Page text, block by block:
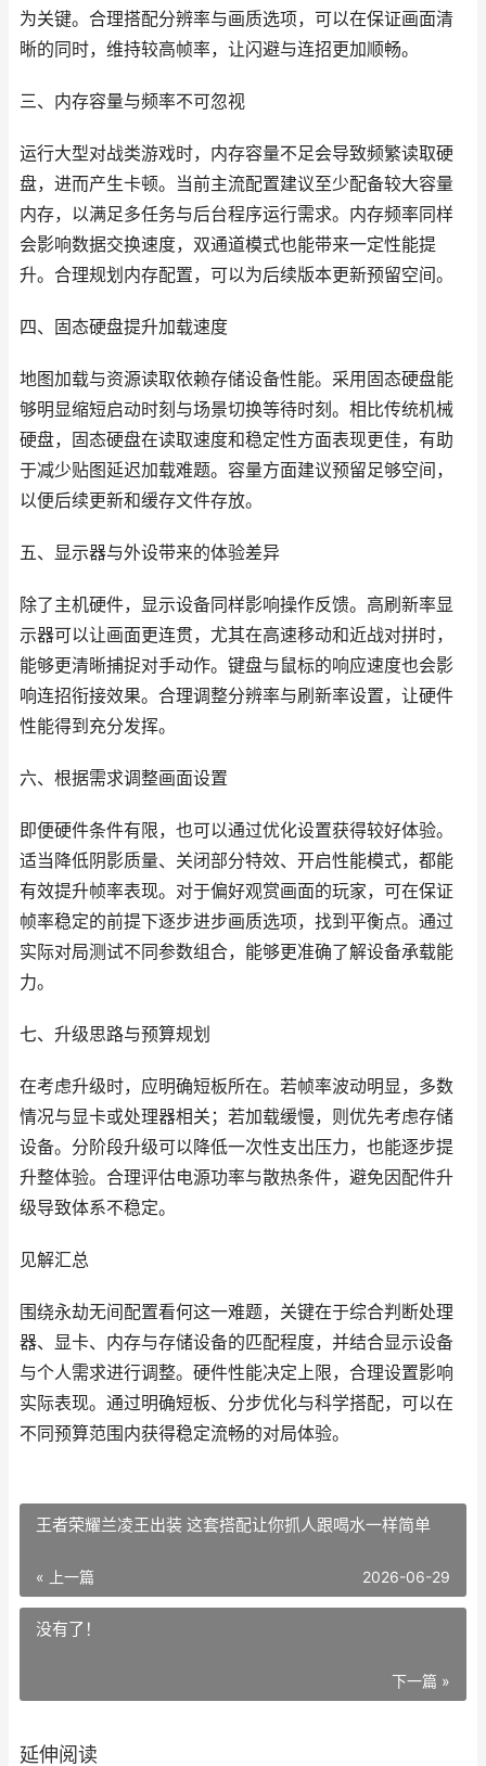
为关键。合理搭配分辨率与画质选项，可以在保证画面清
晰的同时，维持较高帧率，让闪避与连招更加顺畅。
三、内存容量与频率不可忽视
运行大型对战类游戏时，内存容量不足会导致频繁读取硬
盘，进而产生卡顿。当前主流配置建议至少配备较大容量
内存，以满足多任务与后台程序运行需求。内存频率同样
会影响数据交换速度，双通道模式也能带来一定性能提
升。合理规划内存配置，可以为后续版本更新预留空间。
四、固态硬盘提升加载速度
地图加载与资源读取依赖存储设备性能。采用固态硬盘能
够明显缩短启动时刻与场景切换等待时刻。相比传统机械
硬盘，固态硬盘在读取速度和稳定性方面表现更佳，有助
于减少贴图延迟加载难题。容量方面建议预留足够空间，
以便后续更新和缓存文件存放。
五、显示器与外设带来的体验差异
除了主机硬件，显示设备同样影响操作反馈。高刷新率显
示器可以让画面更连贯，尤其在高速移动和近战对拼时，
能够更清晰捕捉对手动作。键盘与鼠标的响应速度也会影
响连招衔接效果。合理调整分辨率与刷新率设置，让硬件
性能得到充分发挥。
六、根据需求调整画面设置
即便硬件条件有限，也可以通过优化设置获得较好体验。
适当降低阴影质量、关闭部分特效、开启性能模式，都能
有效提升帧率表现。对于偏好观赏画面的玩家，可在保证
帧率稳定的前提下逐步进步画质选项，找到平衡点。通过
实际对局测试不同参数组合，能够更准确了解设备承载能
力。
七、升级思路与预算规划
在考虑升级时，应明确短板所在。若帧率波动明显，多数
情况与显卡或处理器相关；若加载缓慢，则优先考虑存储
设备。分阶段升级可以降低一次性支出压力，也能逐步提
升整体验。合理评估电源功率与散热条件，避免因配件升
级导致体系不稳定。
见解汇总
围绕永劫无间配置看何这一难题，关键在于综合判断处理
器、显卡、内存与存储设备的匹配程度，并结合显示设备
与个人需求进行调整。硬件性能决定上限，合理设置影响
实际表现。通过明确短板、分步优化与科学搭配，可以在
不同预算范围内获得稳定流畅的对局体验。
王者荣耀兰凌王出装 这套搭配让你抓人跟喝水一样简单
« 上一篇 2026-06-29
没有了！
下一篇 »
延伸阅读